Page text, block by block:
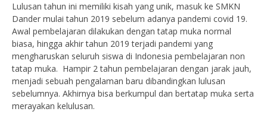
Lulusan tahun ini memiliki kisah yang unik, masuk ke SMKN
Dander mulai tahun 2019 sebelum adanya pandemi covid 19.
Awal pembelajaran dilakukan dengan tatap muka normal
biasa, hingga akhir tahun 2019 terjadi pandemi yang
mengharuskan seluruh siswa di Indonesia pembelajaran non
tatap muka. Hampir 2 tahun pembelajaran dengan jarak jauh,
menjadi sebuah pengalaman baru dibandingkan lulusan
sebelumnya. Akhirnya bisa berkumpul dan bertatap muka serta
merayakan kelulusan.